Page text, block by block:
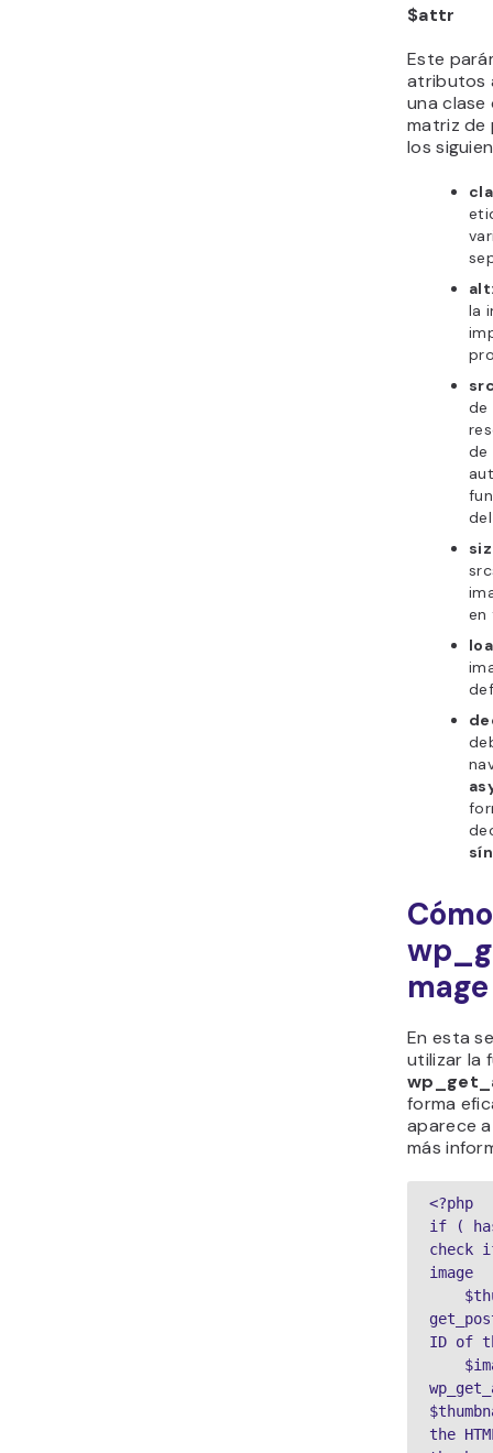
$attr
Este
atributos
una clase
matriz de
los
la
de
de
en
mage
En esta
utilizar la
forma
aparece
más
<?php
if (
check
image
ID of
the